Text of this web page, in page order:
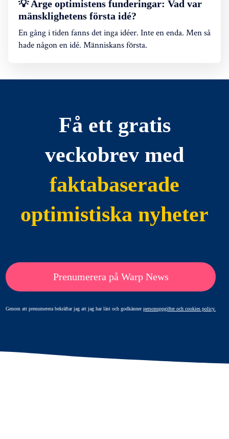
💡 Arge optimistens funderingar: Vad var
mänsklighetens första idé?
En gång i tiden fanns det inga idéer. Inte en enda. Men så
hade någon en idé. Människans första.
Få ett gratis
veckobrev med
faktabaserade
optimistiska nyheter
Prenumerera på Warp News
Genom att prenumerera bekräftar jag att jag har läst och godkännerpersonuppgifter och cookies policy.